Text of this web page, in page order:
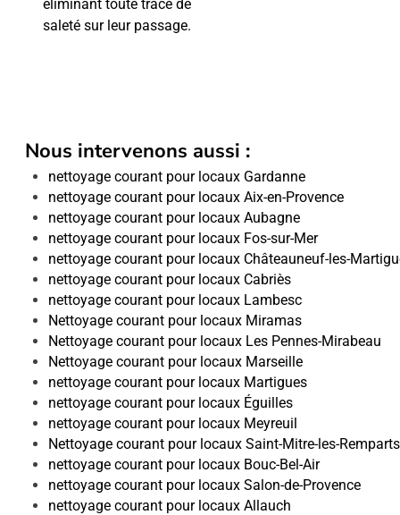
éliminant toute trace de
saleté sur leur passage.
Nous intervenons aussi :
nettoyage courant pour locaux Gardanne
nettoyage courant pour locaux Aix-en-Provence
nettoyage courant pour locaux Aubagne
nettoyage courant pour locaux Fos-sur-Mer
nettoyage courant pour locaux Châteauneuf-les-
nettoyage courant pour locaux Cabriès
nettoyage courant pour locaux Lambesc
Nettoyage courant pour locaux Miramas
Nettoyage courant pour locaux Les Pennes-Mirabeau
Nettoyage courant pour locaux Marseille
nettoyage courant pour locaux Martigues
nettoyage courant pour locaux Éguilles
nettoyage courant pour locaux Meyreuil
Nettoyage courant pour locaux Saint-Mitre-les-Remparts
nettoyage courant pour locaux Bouc-Bel-Air
nettoyage courant pour locaux Salon-de-Provence
nettoyage courant pour locaux Allauch